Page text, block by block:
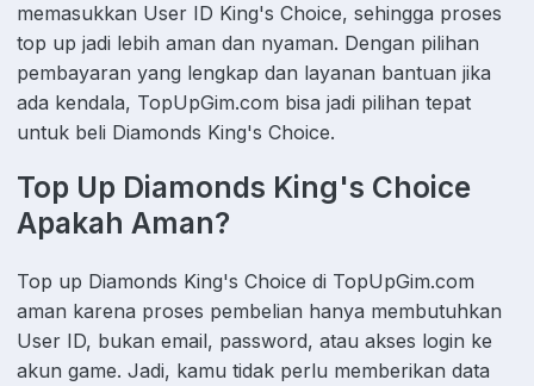
memasukkan User ID King's Choice, sehingga proses
top up jadi lebih aman dan nyaman. Dengan pilihan
pembayaran yang lengkap dan layanan bantuan jika
ada kendala, TopUpGim.com bisa jadi pilihan tepat
untuk beli Diamonds King's Choice.
Top Up Diamonds King's Choice
Apakah Aman?
Top up Diamonds King's Choice di TopUpGim.com
aman karena proses pembelian hanya membutuhkan
User ID, bukan email, password, atau akses login ke
akun game. Jadi, kamu tidak perlu memberikan data